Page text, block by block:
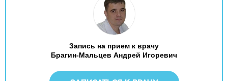
Запись на прием к врачу
Брагин-Мальцев Андрей Игоревич